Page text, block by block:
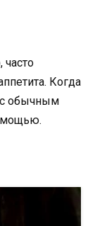
Когда
с обычным